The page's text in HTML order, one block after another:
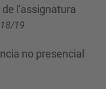
l'assignatura
19
no presencial